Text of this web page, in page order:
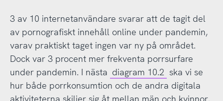
3 av 10 internetanvändare svarar att de tagit del
av pornografiskt innehåll online under pandemin,
varav praktiskt taget ingen var ny på området.
Dock var 3 procent mer frekventa porrsurfare
under pandemin. I nästa diagram 10.2 ska vi se
hur både porrkonsumtion och de andra digitala